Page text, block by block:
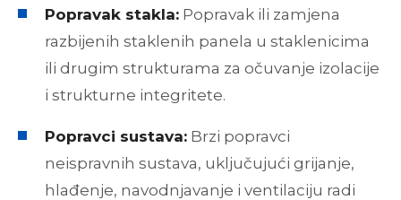
Popravak stakla: Popravak ili zamjena
razbijenih staklenih panela u staklenicima
ili drugim strukturama za očuvanje izolacije
i strukturne integritete.
Popravci sustava: Brzi popravci
neispravnih sustava, uključujući grijanje,
hlađenje, navodnjavanje i ventilaciju radi